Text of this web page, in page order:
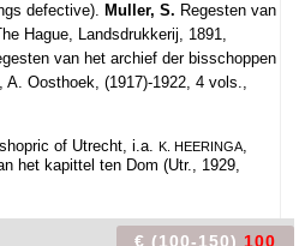
defective). Muller, S. Regesten van
Hague, Landsdrukkerij, 1891,
van het archief der bisschoppen
A. Oosthoek, (1917)-1922, 4 vols.,
of Utrecht, i.a. K. HEERINGA,
het kapittel ten Dom (Utr., 1929,
€ (100-150) 100